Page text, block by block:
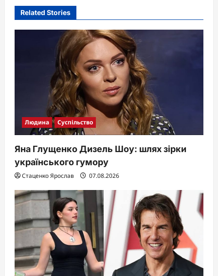
g
a
Related Stories
Людина Суспільство
Яна Глущенко Дизель Шоу: шлях зірки
українського гумору
Стаценко Ярослав 07.08.2026